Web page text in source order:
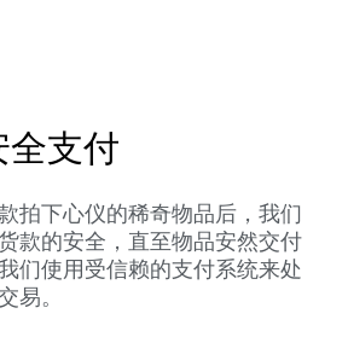
全支付
拍下心仪的稀奇物品后，我们
款的安全，直至物品安然交付
们使用受信赖的支付系统来处
易。